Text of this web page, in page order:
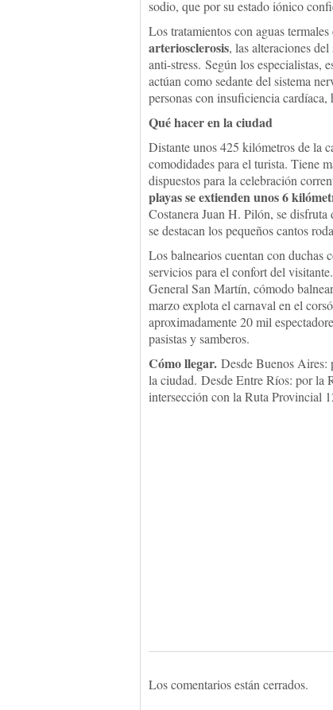
sodio, que por su estado iónico
Los tratamientos con aguas termales
arteriosclerosis, las alteraciones
anti-stress. Según los especialistas,
actúan como sedante del sistema
personas con insuficiencia cardíaca,
Qué hacer en la ciudad
Distante unos 425 kilómetros de la
comodidades para el turista. Tiene
dispuestos para la celebración
playas se extienden unos 6
Costanera Juan H. Pilón, se
se destacan los pequeños cantos
Los balnearios cuentan con duchas
servicios para el confort del
General San Martín, cómodo
marzo explota el carnaval en el
aproximadamente 20 mil
pasistas y samberos.
Cómo llegar. Desde Buenos Aires:
la ciudad. Desde Entre Ríos: por la
intersección con la Ruta Provincial
Los comentarios están cerrados.